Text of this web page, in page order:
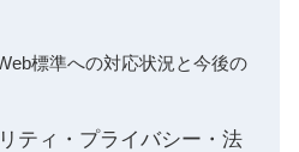
標準への対応状況と今後の
ティ・プライバシー・法